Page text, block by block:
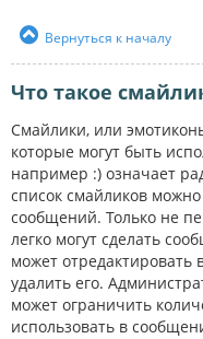
Вернуться к началу
Что такое
Смайлики, или
которые могут быть
например :) означает
список смайликов
сообщений. Только не
легко могут сделать
может
удалить его.
может ограничить
использовать в